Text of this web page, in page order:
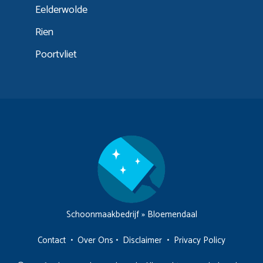
Eelderwolde
Rien
Poortvliet
Schoonmaakbedrijf» Bloemendaal
Contact • Over Ons • Disclaimer • Privacy Policy